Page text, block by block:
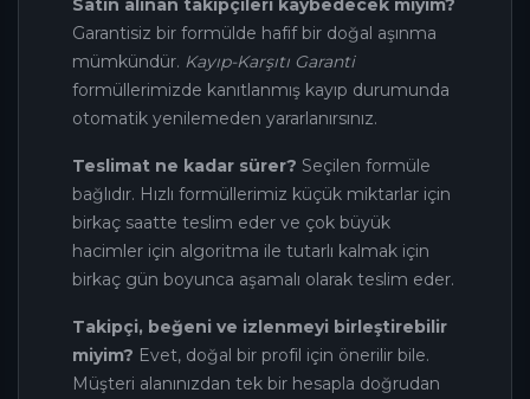
Garantisiz bir formülde hafif bir doğal aşınma
mümkündür. Kayıp-Karşıtı Garanti
formüllerimizde kanıtlanmış kayıp durumunda
otomatik yenilemeden yararlanırsınız.
Teslimat ne kadar sürer? Seçilen formüle
bağlıdır. Hızlı formüllerimiz küçük miktarlar için
birkaç saatte teslim eder ve çok büyük
hacimler için algoritma ile tutarlı kalmak için
birkaç gün boyunca aşamalı olarak teslim eder.
Takipçi, beğeni ve izlenmeyi birleştirebilir
miyim? Evet, doğal bir profil için önerilir bile.
Müşteri alanınızdan tek bir hesapla doğrudan